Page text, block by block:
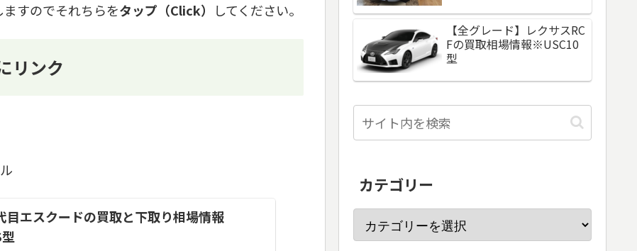
すのでそれちらをタップ（Click） してください。
リンク
目エスクードの買取と下取り相場情報
【全グレード】レクサスRC
Fの買取相場情報※USC10
型
カテゴリー